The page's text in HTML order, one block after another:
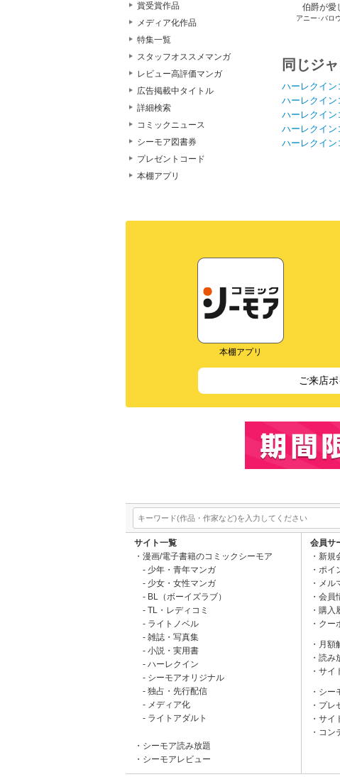
賞受賞作品
メディア化作品
特集一覧
スタッフオススメマンガ
レビュー高評価マンガ
広告掲載中タイトル
詳細検索
コミックニュース
シーモア図書券
プレゼントコード
本棚アプリ
伯爵が愛
アニー･バロ
同じジ
ハーレクイン
ハーレクイン
ハーレクイン
ハーレクイン
ハーレクイン
本棚アプリ
ご来店
サイト一覧
漫画/電子書籍のコミックシーモア
少年・青年マンガ
少女・女性マンガ
BL（ボーイズラブ）
TL・レディコミ
ライトノベル
雑誌・写真集
小説・実用書
ハーレクイン
シーモアオリジナル
独占・先行配信
メディア化
ライトアダルト
シーモア読み放題
シーモアレビュー
会員サ
新規
ポイ
メル
会員
購入
クー
月額
読み
サイ
シー
プレ
サイ
コン